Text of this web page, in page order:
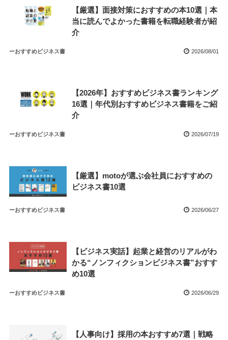
【厳選】面接対策におすすめの本10選｜本
当に読んでよかった書籍を転職経験者が紹
介
ーおすすめビジネス書 2026/08/01
【2026年】おすすめビジネス書ランキング
16選｜年代別おすすめビジネス書籍をご紹
介
ーおすすめビジネス書 2026/07/19
【厳選】motoが選ぶ会社員におすすめの
ビジネス書10選
ーおすすめビジネス書 2026/06/27
【ビジネス実話】起業と経営のリアルがわ
かる“ノンフィクションビジネス書”おすす
め10選
ーおすすめビジネス書 2026/06/29
【人事向け】採用の本おすすめ7選｜戦略